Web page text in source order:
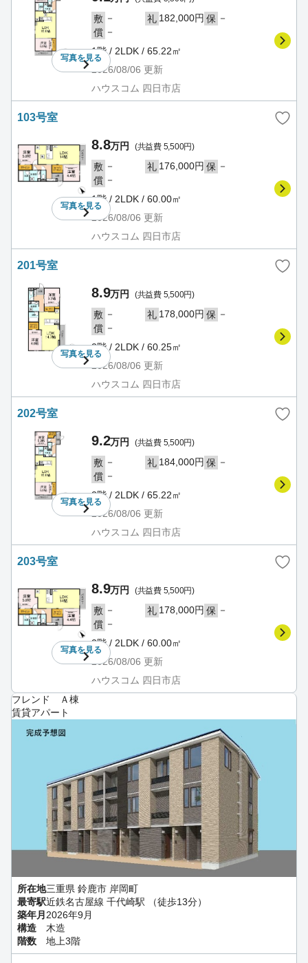
写真を見る
敷 － 礼 182,000円 保 －
償 －
1階 / 2LDK / 65.22㎡
2026/08/06 更新
ハウスコム 四日市店
103号室
写真を見る
8.8万円 (共益費 5,500円)
敷 － 礼 176,000円 保 －
償 －
1階 / 2LDK / 60.00㎡
2026/08/06 更新
ハウスコム 四日市店
201号室
写真を見る
8.9万円 (共益費 5,500円)
敷 － 礼 178,000円 保 －
償 －
2階 / 2LDK / 60.25㎡
2026/08/06 更新
ハウスコム 四日市店
202号室
写真を見る
9.2万円 (共益費 5,500円)
敷 － 礼 184,000円 保 －
償 －
2階 / 2LDK / 65.22㎡
2026/08/06 更新
ハウスコム 四日市店
203号室
写真を見る
8.9万円 (共益費 5,500円)
敷 － 礼 178,000円 保 －
償 －
2階 / 2LDK / 60.00㎡
2026/08/06 更新
ハウスコム 四日市店
フレンド Ａ棟
賃貸アパート
所在地三重県 鈴鹿市 岸岡町
最寄駅近鉄名古屋線 千代崎駅 （徒歩13分）
築年月 2026年9月
構造
木造
階数
地上3階